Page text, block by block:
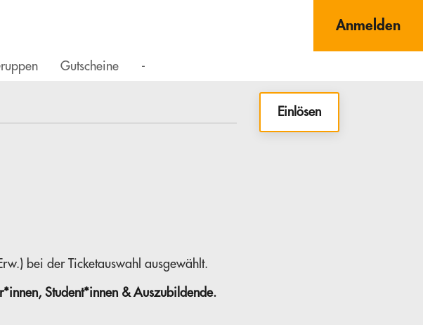
Anmelden
Gutscheine -
Einlösen
bei der Ticketauswahl ausgewählt.
Student*innen & Auszubildende.